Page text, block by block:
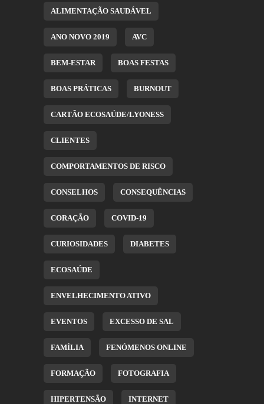
ALIMENTAÇÃO SAUDÁVEL
ANO NOVO 2019 AVC
BEM-ESTAR BOAS FESTAS
BOAS PRÁTICAS BURNOUT
CARTÃO ECOSAÚDE/LYONESS
CLIENTES
COMPORTAMENTOS DE RISCO
CONSELHOS CONSEQUÊNCIAS
CORAÇÃO COVID-19
CURIOSIDADES DIABETES
ECOSAÚDE
ENVELHECIMENTO ATIVO
EVENTOS EXCESSO DE SAL
FAMÍLIA FENÓMENOS ONLINE
FORMAÇÃO FOTOGRAFIA
HIPERTENSÃO INTERNET